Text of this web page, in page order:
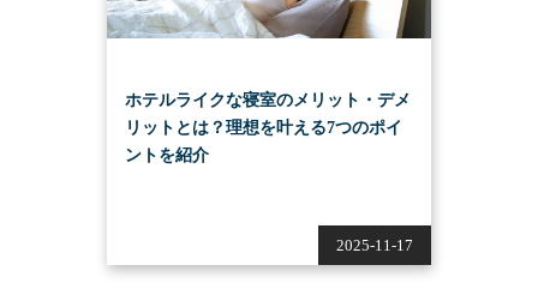
2025-11-17
ホテルライクな寝室のメリット・デメ
リットとは？理想を叶える7つのポイ
ントを紹介